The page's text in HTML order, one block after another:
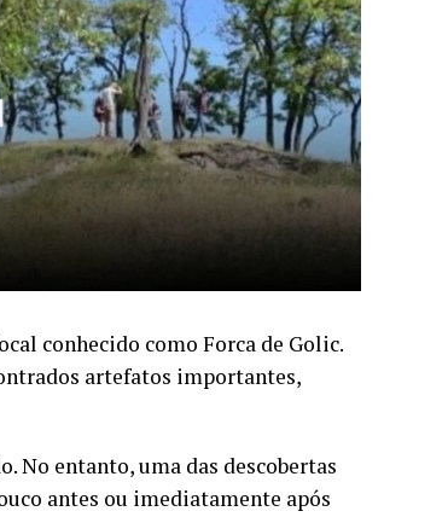
conhecido como Forca de Golic.
artefatos importantes,
No entanto, uma das descobertas
antes ou imediatamente após